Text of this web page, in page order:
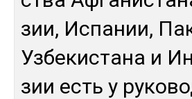
зии, Ис­па­нии,
Уз­бе­кис­та­на и
зии есть у